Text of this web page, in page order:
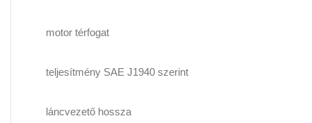
motor térfogat
teljesítmény SAE J1940 szerint
láncvezető hossza